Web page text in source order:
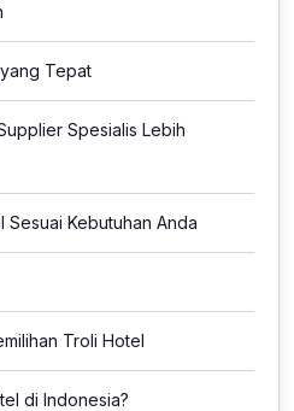
Tepat
Spesialis Lebih
Kebutuhan Anda
Troli Hotel
di Indonesia?